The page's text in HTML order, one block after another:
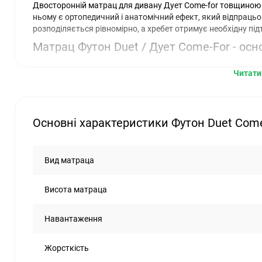
Двосторонній матрац для дивану Дует Come-for товщиною
ньому є ортопедичний і анатомічний ефект, який
розподіляється рівномірно, а хребет отримує необхідну
Матрац Футон Duet / Дует Come-For -
Топпер продуманий з урахуванням універсальної
Футон витримує навантаження до 120 кг на спальне
Гарантійний термін представленої моделі – 18 місяців
Основні характеристики Футон Duet
Вид матраца
Висота матраца
Навантаження
Жорсткість